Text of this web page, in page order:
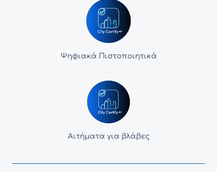
Ψηφιακά Πιστοποιητικά
Αιτήματα για βλάβες